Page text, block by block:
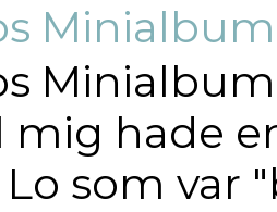
mig hade
som var